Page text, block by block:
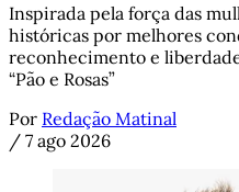
Inspirada pela força das
históricas por melhores
reconhecimento e
“Pão e Rosas”
Por Redação Matinal
/ 7 ago 2026